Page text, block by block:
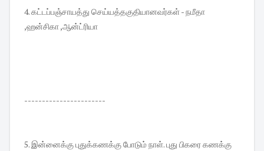
4. கட்டப்பஞ்சாயத்து செய்யத்தகுதியானவர்கள் - நமீதா
,ஹன்சிகா ,ஆன்ட்ரியா
-----------------------
5. இன்னைக்கு புதுக்கணக்கு போடும் நாள். புது பிகரை கணக்கு